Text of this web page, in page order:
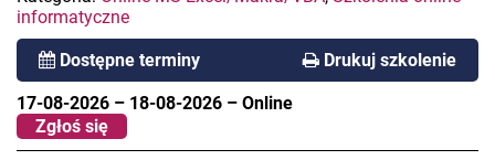
informatyczne
Dostępne terminy Drukuj szkolenie
17-08-2026 – 18-08-2026 – Online
Zgłoś się